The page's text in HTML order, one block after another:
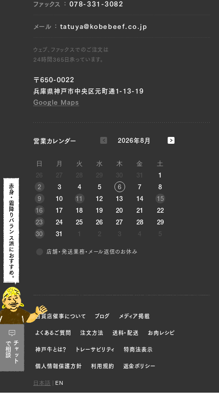
33,696 円
28080.0
ファックス 078-331-3082
メール tatuya@kobebeef.co.jp
ウェブ、ファックスでのご注文は
24時間365日承っています。
〒650-0022
兵庫県神戸市中央区元町通1-13-19
Google Maps
営業カレンダー 2026年8月
日 月 火 水 木 金
土
26
27 28 29 30 31
1
2
3 4 5 6 7
8
9
10 11 12 13 14
15
16
17 18 19 20 21
22
23
24 25 26 27 28
29
30
31 1 2 3 4 5
店舗・発送業務・メール返信のお休み
百貨店催事について ブログ メディア掲載
よくあるご質問 注文方法 送料・配送 お肉レシピ
神戸牛とは？ トレーサビリティ 特商法表示
個人情報保護方針 利用規約 返金ポリシー
日本語 EN
赤身
・
霜降り
バランス派におすすめ。
チャット
で
相談